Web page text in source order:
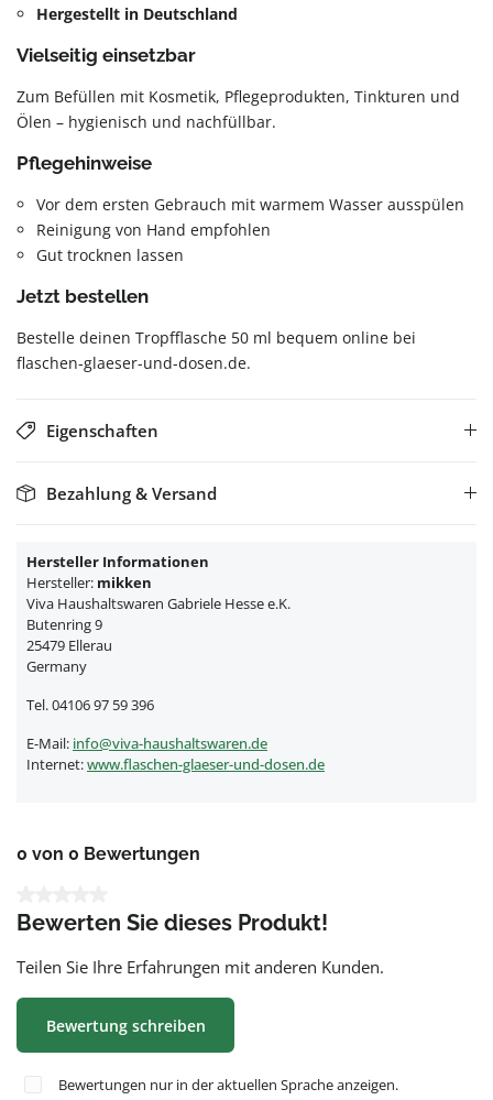
Hergestellt in Deutschland
Vielseitig einsetzbar
Zum Befüllen mit Kosmetik, Pflegeprodukten, Tinkturen und
Ölen – hygienisch und nachfüllbar.
Pflegehinweise
Vor dem ersten Gebrauch mit warmem Wasser ausspülen
Reinigung von Hand empfohlen
Gut trocknen lassen
Jetzt bestellen
Bestelle deinen Tropfflasche 50 ml bequem online bei
flaschen-glaeser-und-dosen.de.
Eigenschaften
Bezahlung & Versand
Hersteller Informationen
Hersteller: mikken
Viva Haushaltswaren Gabriele Hesse e.K.
Butenring 9
25479 Ellerau
Germany
Tel. 04106 97 59 396
E-Mail: info@viva-haushaltswaren.de
Internet:www.flaschen-glaeser-und-dosen.de
0 von 0 Bewertungen
Bewerten Sie dieses Produkt!
Teilen Sie Ihre Erfahrungen mit anderen Kunden.
Bewertung schreiben
Bewertungen nur in der aktuellen Sprache anzeigen.